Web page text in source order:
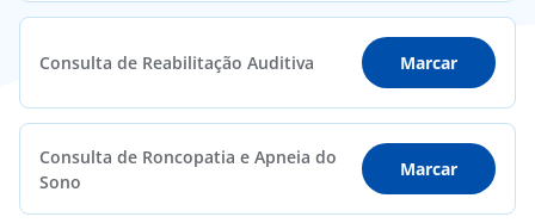
Consulta de Reabilitação Auditiva Marcar
Consulta de Roncopatia e Apneia do
Sono
Marcar